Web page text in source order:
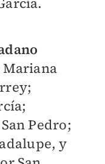
Mariana
Pedro;
y